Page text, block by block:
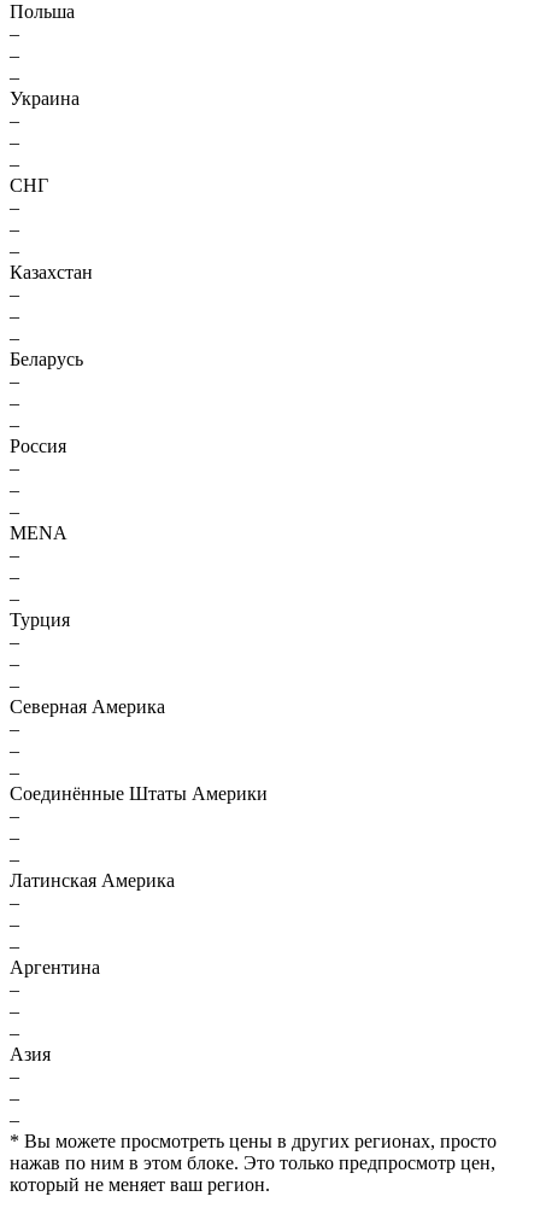
Польша
–
–
–
Украина
–
–
–
СНГ
–
–
–
Казахстан
–
–
–
Беларусь
–
–
–
Россия
–
–
–
MENA
–
–
–
Турция
–
–
–
Северная Америка
–
–
–
Соединённые Штаты Америки
–
–
–
Латинская Америка
–
–
–
Аргентина
–
–
–
Азия
–
–
–
* Вы можете просмотреть цены в других регионах, просто
нажав по ним в этом блоке. Это только предпросмотр цен,
который не меняет ваш регион.